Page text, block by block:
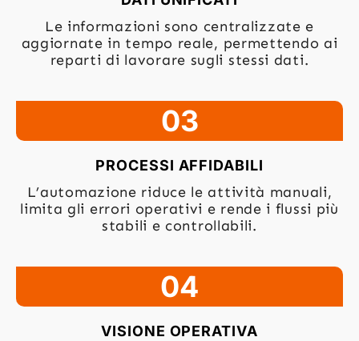
Le informazioni sono centralizzate e
aggiornate in tempo reale, permettendo ai
reparti di lavorare sugli stessi dati.
03
PROCESSI AFFIDABILI
L’automazione riduce le attività manuali,
limita gli errori operativi e rende i flussi più
stabili e controllabili.
04
VISIONE OPERATIVA